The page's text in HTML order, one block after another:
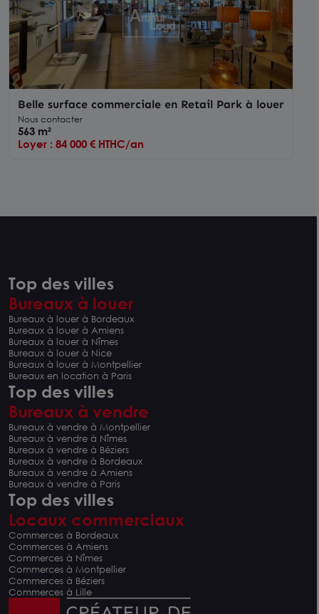
Belle surface commerciale en Retail Park à louer
Nous contacter
563 m²
Loyer : 84 000 € HTHC/an
Top des villes
Bureaux à louer
Bureaux à louer à Bordeaux
Bureaux à louer à Amiens
Bureaux à louer à Nîmes
Bureaux à louer à Nice
Bureaux à louer à Montpellier
Bureaux en location à Paris
Top des villes
Bureaux à vendre
Bureaux à vendre à Montpellier
Bureaux à vendre à Nîmes
Bureaux à vendre à Béziers
Bureaux à vendre à Bordeaux
Bureaux à vendre à Amiens
Bureaux à vendre à Paris
Top des villes
Locaux commerciaux
Commerces à Bordeaux
Commerces à Amiens
Commerces à Nîmes
Commerces à Montpellier
Commerces à Béziers
Commerces à Lille